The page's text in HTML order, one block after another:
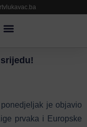
je objavio
prvaka i Europske